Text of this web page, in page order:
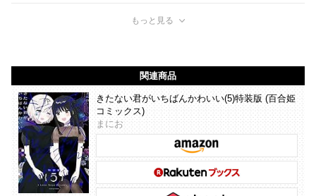
もっと見る
関連商品
きたない君がいちばんかわいい(5)特装版 (百合姫
コミックス)
まにお